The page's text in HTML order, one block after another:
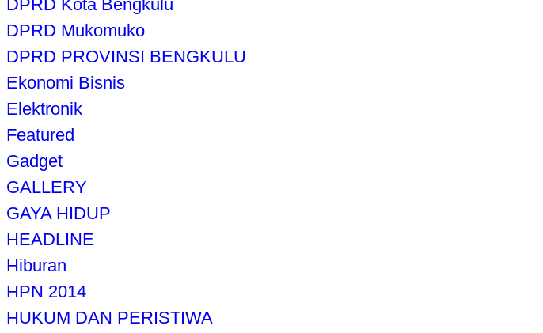
DPRD Kota Bengkulu
DPRD Mukomuko
DPRD PROVINSI BENGKULU
Ekonomi Bisnis
Elektronik
Featured
Gadget
GALLERY
GAYA HIDUP
HEADLINE
Hiburan
HPN 2014
HUKUM DAN PERISTIWA